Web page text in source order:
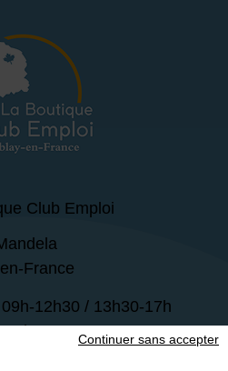
Continuer sans accepter
Club Emploi
France
12h30 / 13h30-17h
12h30